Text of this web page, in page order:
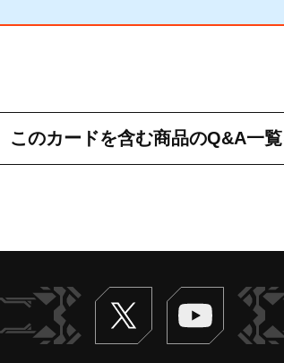
このカードを含む商品のQ&A一
Twitter ヴァン